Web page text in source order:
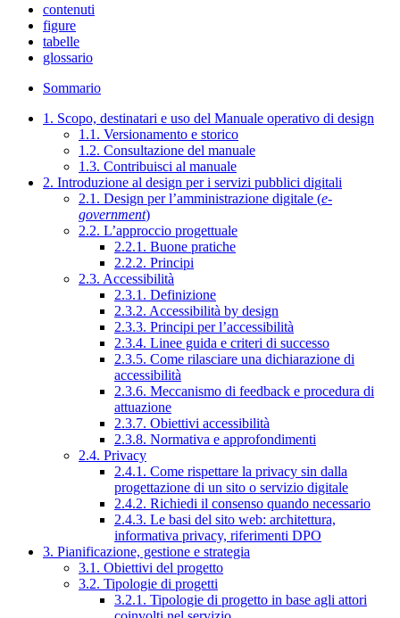
contenuti
figure
tabelle
glossario
Sommario
1. Scopo, destinatari e uso del Manuale operativo di design
1.1. Versionamento e storico
1.2. Consultazione del manuale
1.3. Contribuisci al manuale
2. Introduzione al design per i servizi pubblici digitali
2.1. Design per l’amministrazione digitale (e-
government)
2.2. L’approccio progettuale
2.2.1. Buone pratiche
2.2.2. Principi
2.3. Accessibilità
2.3.1. Definizione
2.3.2. Accessibilità by design
2.3.3. Principi per l’accessibilità
2.3.4. Linee guida e criteri di successo
2.3.5. Come rilasciare una dichiarazione di
accessibilità
2.3.6. Meccanismo di feedback e procedura di
attuazione
2.3.7. Obiettivi accessibilità
2.3.8. Normativa e approfondimenti
2.4. Privacy
2.4.1. Come rispettare la privacy sin dalla
progettazione di un sito o servizio digitale
2.4.2. Richiedi il consenso quando necessario
2.4.3. Le basi del sito web: architettura,
informativa privacy, riferimenti DPO
3. Pianificazione, gestione e strategia
3.1. Obiettivi del progetto
3.2. Tipologie di progetti
3.2.1. Tipologie di progetto in base agli attori